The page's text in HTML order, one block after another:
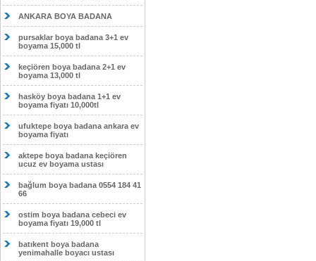
ANKARA BOYA BADANA
pursaklar boya badana 3+1 ev
boyama 15,000 tl
keçiören boya badana 2+1 ev
boyama 13,000 tl
hasköy boya badana 1+1 ev
boyama fiyatı 10,000tl
ufuktepe boya badana ankara ev
boyama fiyatı
aktepe boya badana keçiören
ucuz ev boyama ustası
bağlum boya badana 0554 184 41
66
ostim boya badana cebeci ev
boyama fiyatı 19,000 tl
batıkent boya badana
yenimahalle boyacı ustası